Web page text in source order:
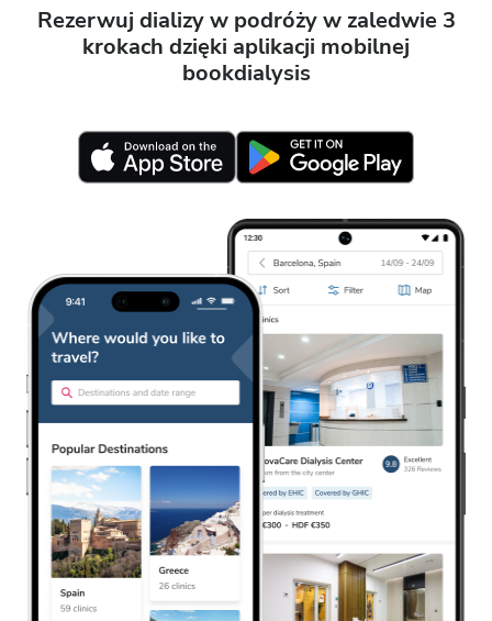
Rezerwuj dializy w podróży w zaledwie 3
krokach dzięki aplikacji mobilnej
bookdialysis